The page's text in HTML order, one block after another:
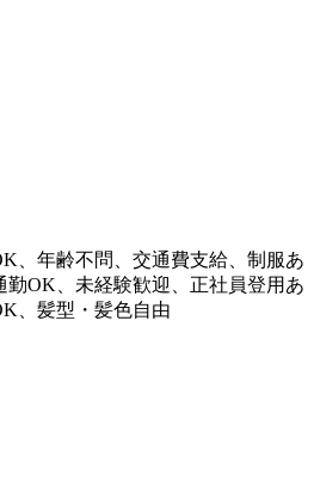
、年齢不問、交通費支給、制服あ
勤OK、未経験歓迎、正社員登用あ
、髪型・髪色自由